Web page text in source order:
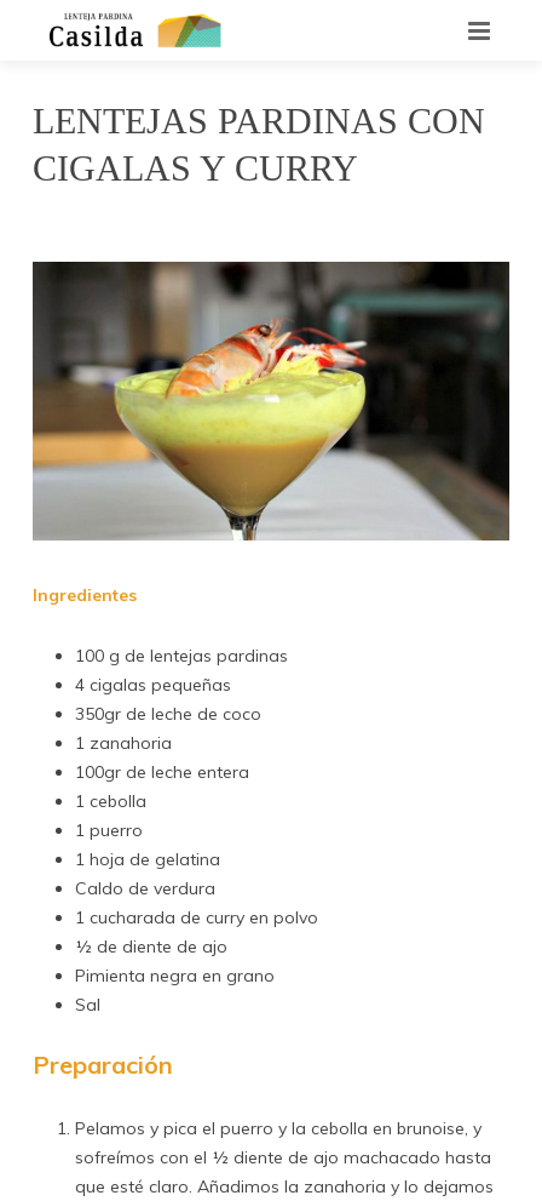
RECETARIO
CONTACTO
NOTICIAS
LENTEJAS PARDINAS CON
CIGALAS Y CURRY
Ingredientes
100 g de lentejas pardinas
4 cigalas pequeñas
350gr de leche de coco
1 zanahoria
100gr de leche entera
1 cebolla
1 puerro
1 hoja de gelatina
Caldo de verdura
1 cucharada de curry en polvo
½ de diente de ajo
Pimienta negra en grano
Sal
Preparación
Pelamos y pica el puerro y la cebolla en brunoise, y
sofreímos con el ½ diente de ajo machacado hasta
que esté claro. Añadimos la zanahoria y lo dejamos